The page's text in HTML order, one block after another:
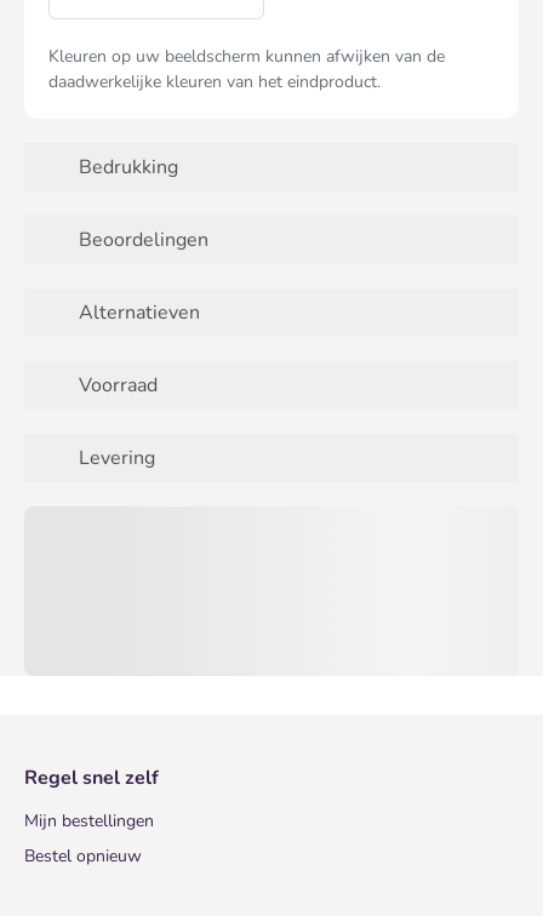
Kleuren op uw beeldscherm kunnen afwijken van de
daadwerkelijke kleuren van het eindproduct.
Bedrukking
Beoordelingen
Alternatieven
Voorraad
Levering
Regel snel zelf
Mijn bestellingen
Bestel opnieuw